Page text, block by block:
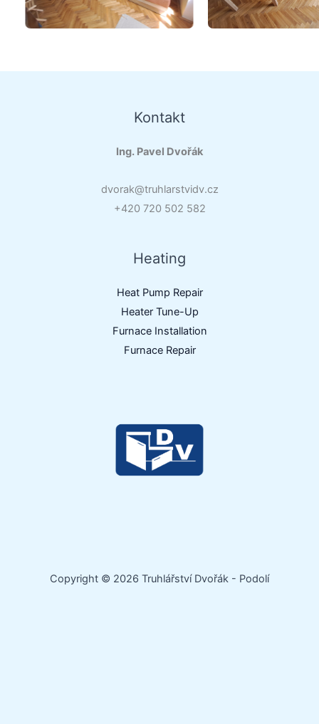
Kontakt
Ing. Pavel Dvořák
dvorak@truhlarstvidv.cz
+420 720 502 582
Heating
Heat Pump Repair
Heater Tune-Up
Furnace Installation
Furnace Repair
Copyright © 2026 Truhlářství Dvořák - Podolí